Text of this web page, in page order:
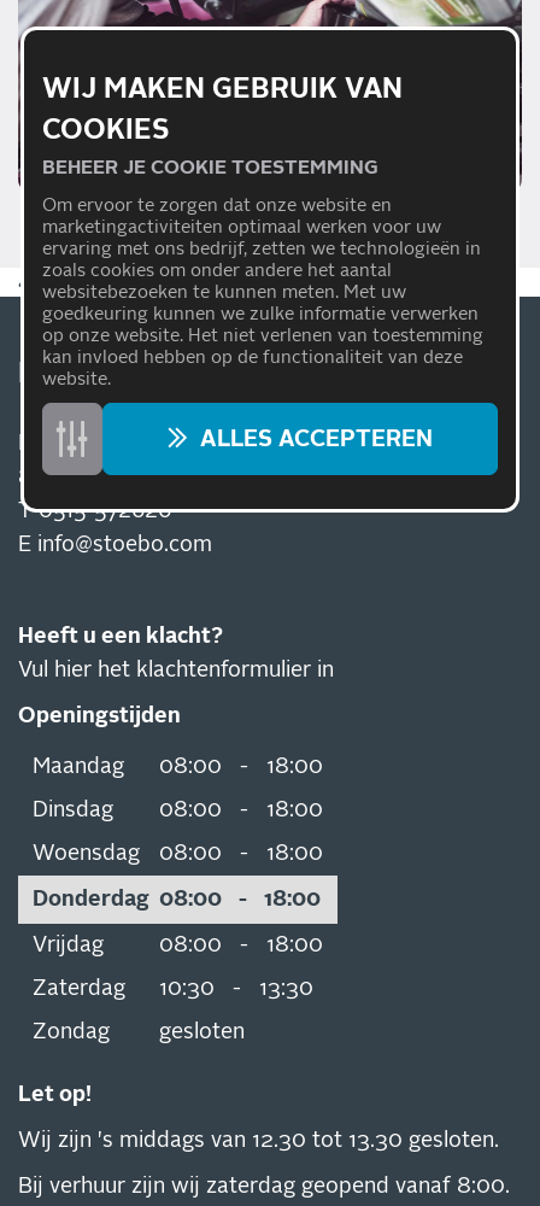
4,4 106 reviewsop Google
EV-TEAM STOEBO BOLSWARD
De Marne 104
8701 MC Bolsward
T0515-572626
E info@stoebo.com
Heeft u een klacht?
Vul hier het klachtenformulier in
Openingstijden
Maandag 08:00 -
18:00
Dinsdag
08:00 -
18:00
Woensdag
08:00 - 18:00
Donderdag 08:00 - 18:00
Vrijdag 08:00 -
18:00
Zaterdag
10:30 -
13:30
Zondag
gesloten
Let op!
Wij zijn 's middags van 12.30 tot 13.30 gesloten.
Bij verhuur zijn wij zaterdag geopend vanaf 8:00.
WIJ MAKEN GEBRUIK VAN
COOKIES
BEHEER JE COOKIE TOESTEMMING
Om ervoor te zorgen dat onze website en
marketingactiviteiten optimaal werken voor uw
ervaring met ons bedrijf, zetten we technologieën in
zoals cookies om onder andere het aantal
websitebezoeken te kunnen meten. Met uw
goedkeuring kunnen we zulke informatie verwerken
op onze website. Het niet verlenen van toestemming
kan invloed hebben op de functionaliteit van deze
website.
ALLES ACCEPTEREN